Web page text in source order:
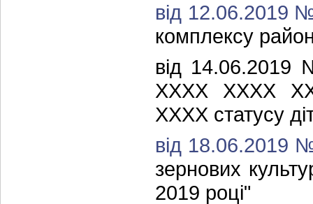
від 12.06.2019
комплексу
від
ХХХХ ХХХХ
ХХХХ статусу
від 18.06.2019
зернових
2019 році"